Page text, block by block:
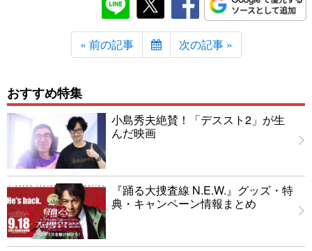
« 前の記事 次の記事 »
おすすめ特集
小島秀夫絶賛！「デススト2」が生
んだ映画
『踊る大捜査線 N.E.W.』グッズ・特
典・キャンペーン情報まとめ